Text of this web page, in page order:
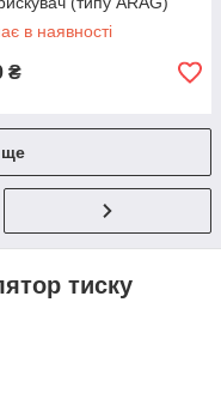
в наявності
₴
ще
тиску